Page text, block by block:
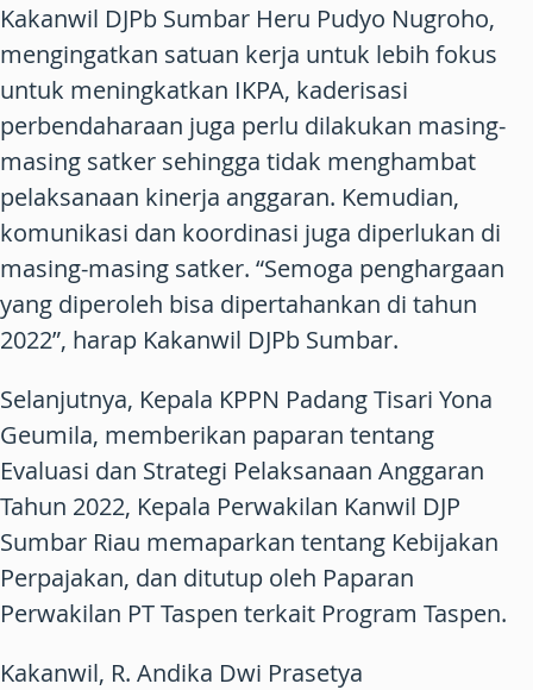
Kakanwil DJPb Sumbar Heru Pudyo Nugroho,
mengingatkan satuan kerja untuk lebih fokus
untuk meningkatkan IKPA, kaderisasi
perbendaharaan juga perlu dilakukan masing-
masing satker sehingga tidak menghambat
pelaksanaan kinerja anggaran. Kemudian,
komunikasi dan koordinasi juga diperlukan di
masing-masing satker. “Semoga penghargaan
yang diperoleh bisa dipertahankan di tahun
2022”, harap Kakanwil DJPb Sumbar.
Selanjutnya, Kepala KPPN Padang Tisari Yona
Geumila, memberikan paparan tentang
Evaluasi dan Strategi Pelaksanaan Anggaran
Tahun 2022, Kepala Perwakilan Kanwil DJP
Sumbar Riau memaparkan tentang Kebijakan
Perpajakan, dan ditutup oleh Paparan
Perwakilan PT Taspen terkait Program Taspen.
Kakanwil, R. Andika Dwi Prasetya